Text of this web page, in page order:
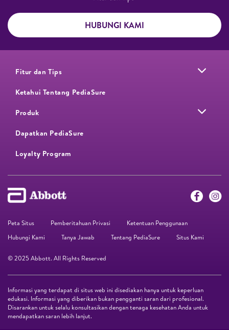
HUBUNGI KAMI
Fitur dan Tips
Ketahui Tentang PediaSure
Produk
Dapatkan PediaSure
Loyalty Program​
Peta Situs Pemberitahuan Privasi
Ketentuan Penggunaan
Hubungi Kami
Tanya Jawab Tentang PediaSure Situs Kami
© 2025 Abbott. All Rights Reserved
Informasi yang terdapat di situs web ini disediakan hanya untuk keperluan
edukasi. Informasi yang diberikan bukan pengganti saran dari profesional.
Disarankan untuk selalu konsultasikan dengan tenaga kesehatan Anda untuk
mendapatkan saran lebih lanjut.